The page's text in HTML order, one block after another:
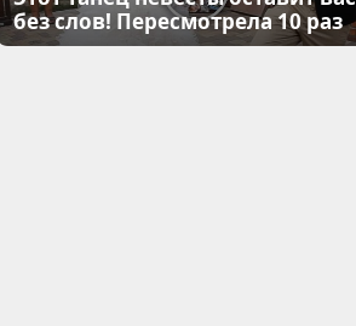
без слов! Пересмотрела 10 раз